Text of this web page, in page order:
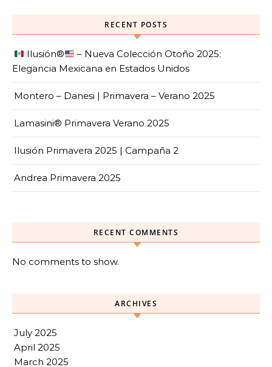
RECENT POSTS
Ilusión®️
– Nueva Colección Otoño 2025:
Elegancia Mexicana en Estados Unidos
Montero – Danesi | Primavera – Verano 2025
Lamasini® Primavera Verano 2025
Ilusión Primavera 2025 | Campaña 2
Andrea Primavera 2025
RECENT COMMENTS
No comments to show.
ARCHIVES
July 2025
April 2025
March 2025